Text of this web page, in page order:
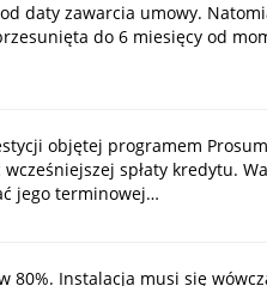
daty zawarcia umowy.
do 6 miesięcy od
objętej programem
spłaty kredytu.
jego terminowej…
Instalacja musi się